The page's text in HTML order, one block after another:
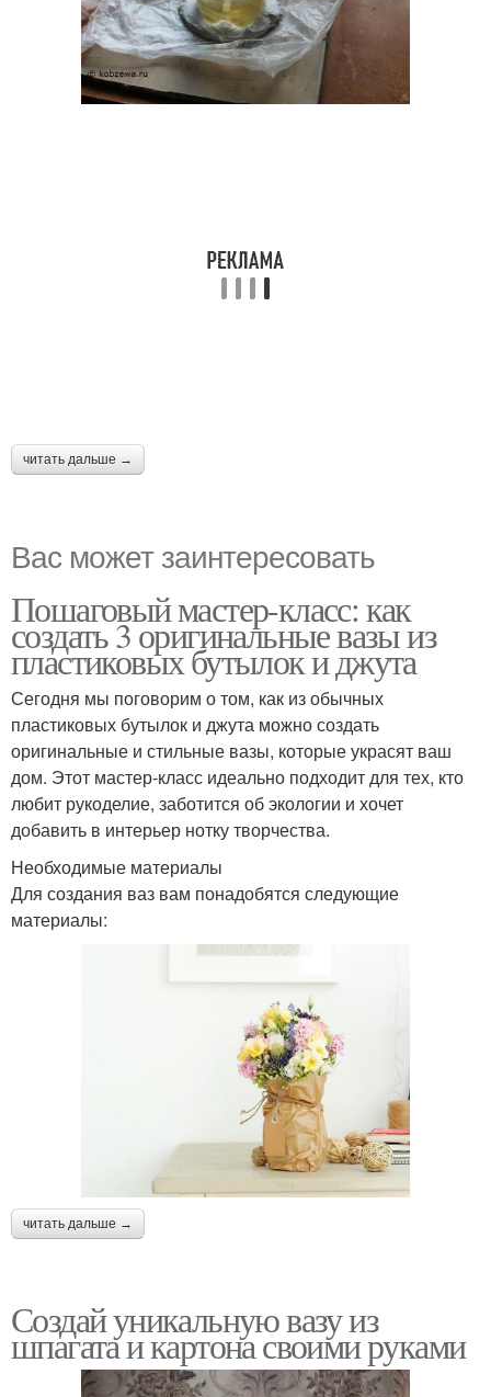
читать дальше →
Вас может заинтересовать
Пошаговый мастер-класс: как
создать 3 оригинальные вазы из
пластиковых бутылок и джута
Сегодня мы поговорим о том, как из обычных
пластиковых бутылок и джута можно создать
оригинальные и стильные вазы, которые украсят ваш
дом. Этот мастер-класс идеально подходит для тех, кто
любит рукоделие, заботится об экологии и хочет
добавить в интерьер нотку творчества.
Необходимые материалы
Для создания ваз вам понадобятся следующие
материалы:
читать дальше →
Создай уникальную вазу из
шпагата и картона своими руками